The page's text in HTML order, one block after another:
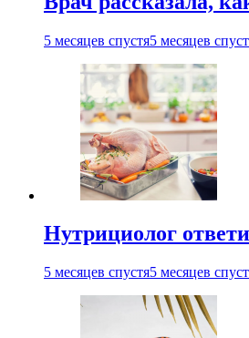
5 месяцев спустя5 месяцев
Нутрициолог
5 месяцев спустя5 месяцев